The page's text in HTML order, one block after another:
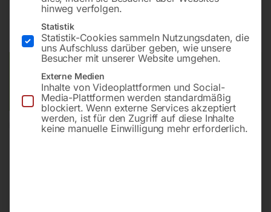
inkl. MwSt. zzgl.
Lieferzeit:ca. 5 - 10 Werktage
40,00
Bitte beachten Sie: Die Versandkosten gelten für Österreich.
Andere Länder können abweichen.
In den Warenkorb
hinweg verfolgen.
Statistik
Statistik-Cookies sammeln Nutzungsdaten, die
uns Aufschluss darüber geben, wie unsere
Besucher mit unserer Website umgehen.
Externe Medien
Inhalte von Videoplattformen und Social-
Media-Plattformen werden standardmäßig
blockiert. Wenn externe Services akzeptiert
werden, ist für den Zugriff auf diese Inhalte
keine manuelle Einwilligung mehr erforderlich.